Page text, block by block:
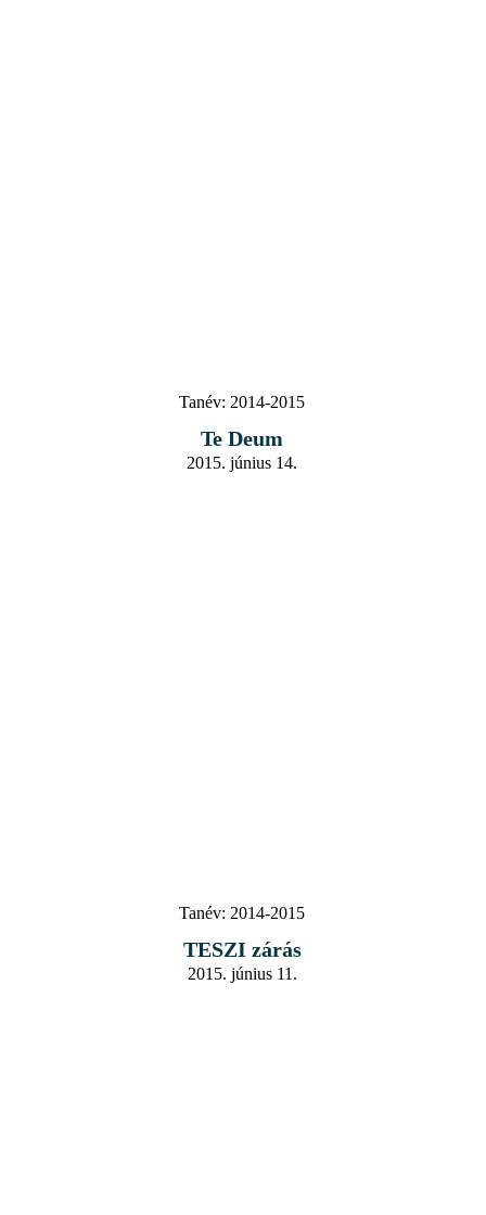
Tanév: 2014-2015
Te Deum
2015. június 14.
Tanév: 2014-2015
TESZI zárás
2015. június 11.